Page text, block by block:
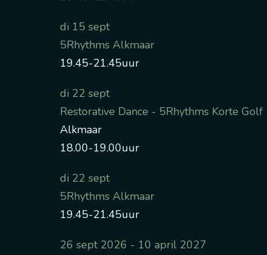
di 15 sept
5Rhythms Alkmaar
19.45-21.45uur
di 22 sept
Restorative Dance - 5Rhythms Korte Golf
Alkmaar
18.00-19.00uur
di 22 sept
5Rhythms Alkmaar
19.45-21.45uur
26 sept 2026 - 10 april 2027